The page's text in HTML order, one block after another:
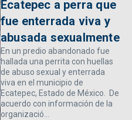
Ecatepec a perra que
fue enterrada viva y
abusada sexualmente
En un predio abandonado fue
hallada una perrita con huellas
de abuso sexual y enterrada
viva en el municipio de
Ecatepec, Estado de México. De
acuerdo con información de la
organizació...